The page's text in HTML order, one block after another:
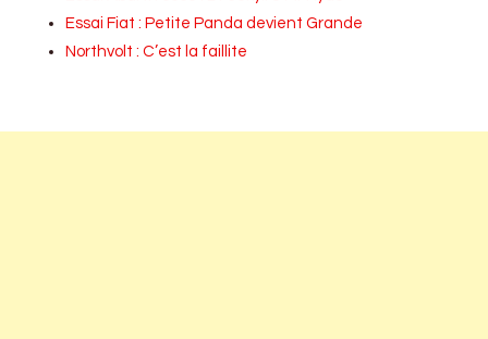
Essai Fiat : Petite Panda devient Grande
Northvolt : C’est la faillite